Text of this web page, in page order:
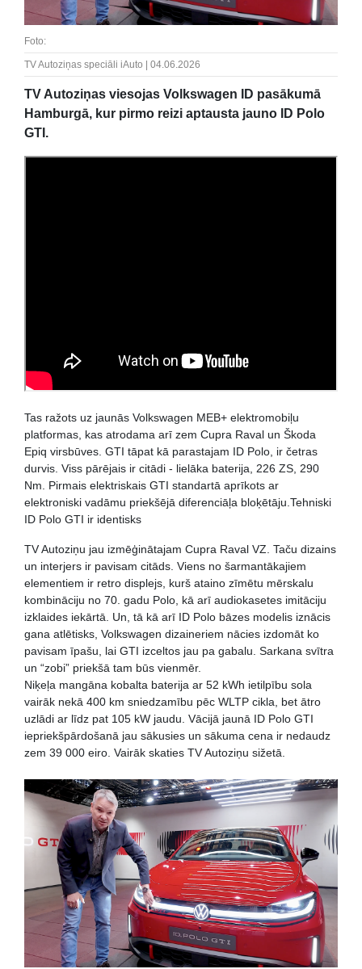
Foto:
TV Autoziņas speciāli iAuto | 04.06.2026
TV Autoziņas viesojas Volkswagen ID pasākumā
Hamburgā, kur pirmo reizi aptausta jauno ID Polo
GTI.
Tas ražots uz jaunās Volkswagen MEB+ elektromobiļu
platformas, kas atrodama arī zem Cupra Raval un Škoda
Epiq virsbūves. GTI tāpat kā parastajam ID Polo, ir četras
durvis. Viss pārējais ir citādi - lielāka baterija, 226 ZS, 290
Nm. Pirmais elektriskais GTI standartā aprīkots ar
elektroniski vadāmu priekšējā diferenciāļa bloķētāju.Tehniski
ID Polo GTI ir identisks
TV Autoziņu jau izmēģinātajam Cupra Raval VZ. Taču dizains
un interjers ir pavisam citāds. Viens no šarmantākajiem
elementiem ir retro displejs, kurš ataino zīmētu mērskalu
kombināciju no 70. gadu Polo, kā arī audiokasetes imitāciju
izklaides iekārtā. Un, tā kā arī ID Polo bāzes modelis iznācis
gana atlētisks, Volkswagen dizaineriem nācies izdomāt ko
pavisam īpašu, lai GTI izceltos jau pa gabalu. Sarkana svītra
un “zobi” priekšā tam būs vienmēr.
Niķeļa mangāna kobalta baterija ar 52 kWh ietilpību sola
vairāk nekā 400 km sniedzamību pēc WLTP cikla, bet ātro
uzlādi ar līdz pat 105 kW jaudu. Vācijā jaunā ID Polo GTI
iepriekšpārdošanā jau sākusies un sākuma cena ir nedaudz
zem 39 000 eiro. Vairāk skaties TV Autoziņu sižetā.